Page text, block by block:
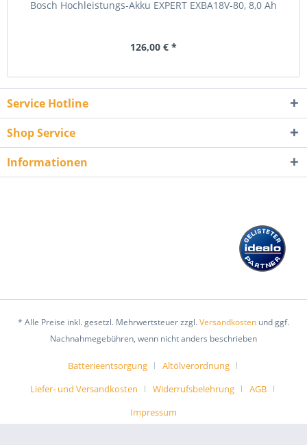
Bosch Hochleistungs-Akku EXPERT EXBA18V-80, 8,0 Ah
126,00 € *
Service Hotline
Shop Service
Informationen
* Alle Preise inkl. gesetzl. Mehrwertsteuer zzgl.Versandkosten und ggf.
Nachnahmegebühren, wenn nicht anders beschrieben
Batterieentsorgung
Altölverordnung
Liefer- und Versandkosten
Widerrufsbelehrung
AGB
Impressum